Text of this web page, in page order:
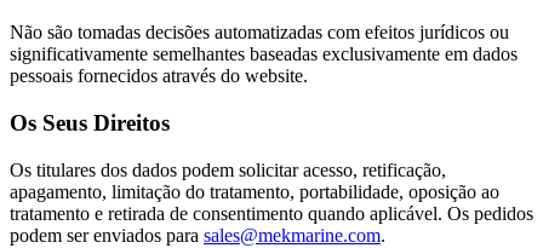
Não são tomadas decisões automatizadas com efeitos jurídicos ou
significativamente semelhantes baseadas exclusivamente em dados
pessoais fornecidos através do website.
Os Seus Direitos
Os titulares dos dados podem solicitar acesso, retificação,
apagamento, limitação do tratamento, portabilidade, oposição ao
tratamento e retirada de consentimento quando aplicável. Os pedidos
podem ser enviados para sales@mekmarine.com.